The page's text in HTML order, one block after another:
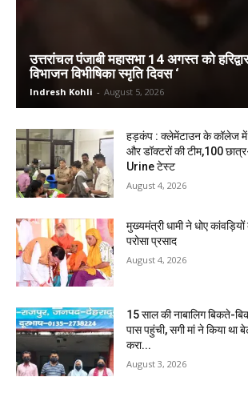
उत्तरांचल पंजाबी महासभा 14 अगस्त को
विभाजन विभीषिका स्मृति दिवस ‘
Indresh Kohli - August 5, 2026
हड़कंप : क्लेमेंटाउन के कॉलेज
और डॉक्टरों की टीम,100
Urine टेस्ट
August 4, 2026
मुख्यमंत्री धामी ने धोए
परोसा प्रसाद
August 4, 2026
15 साल की नाबालिग बिकते-
पास पहुंची, सगी मां ने किया था
करा...
August 3, 2026